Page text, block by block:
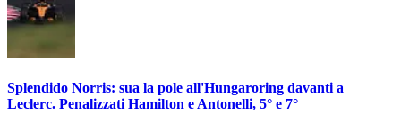
Splendido Norris: sua la pole all'Hungaroring davanti a
Leclerc. Penalizzati Hamilton e Antonelli, 5° e 7°